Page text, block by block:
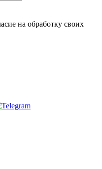
на обработку своих